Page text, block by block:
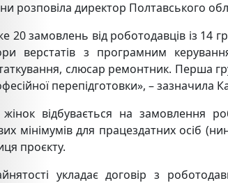
розповіла директор Полтавського
20 замовлень від роботодавців із 14
верстатів з програмним
слюсар ремонтник. Перша
перепідготовки», – зазначила
відбувається на замовлення
мінімумів для працездатних осіб
проєкту.
укладає договір з